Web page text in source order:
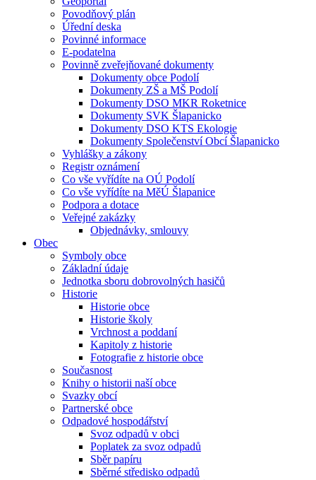
Povodňový plán
Úřední deska
Povinné informace
E-podatelna
Povinně zveřejňované dokumenty
Dokumenty obce Podolí
Dokumenty ZŠ a MŠ Podolí
Dokumenty DSO MKR Roketnice
Dokumenty SVK Šlapanicko
Dokumenty DSO KTS Ekologie
Dokumenty Společenství Obcí Šlapanicko
Vyhlášky a zákony
Registr oznámení
Co vše vyřídíte na OÚ Podolí
Co vše vyřídíte na MěÚ Šlapanice
Podpora a dotace
Veřejné zakázky
Objednávky, smlouvy
Obec
Symboly obce
Základní údaje
Jednotka sboru dobrovolných hasičů
Historie
Historie obce
Historie školy
Vrchnost a poddaní
Kapitoly z historie
Fotografie z historie obce
Současnost
Knihy o historii naší obce
Svazky obcí
Partnerské obce
Odpadové hospodářství
Svoz odpadů v obci
Poplatek za svoz odpadů
Sběr papíru
Sběrné středisko odpadů